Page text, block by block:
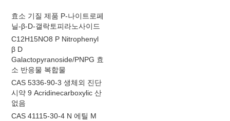
효소 기질 제품 P-나이트로페
닐-β-D-갤락토피라노사이드
C12H15NO8 P Nitrophenyl
β D
Galactopyranoside/PNPG 효
소 반응물 복합물
CAS 5336-90-3 생체외 진단
시약 9 Acridinecarboxylic 산
없음
CAS 41115-30-4 N 에틸 M